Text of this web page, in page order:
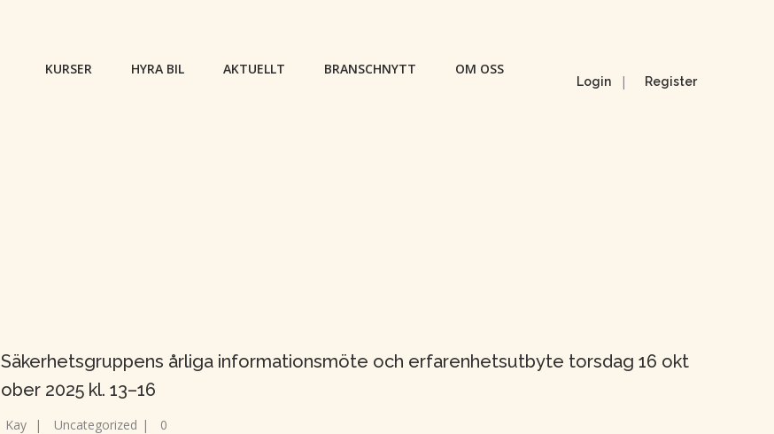
Login | Register
KURSER HYRA BIL AKTUELLT BRANSCHNYTT OM OSS
Säkerhetsgruppens årliga informationsmöte och erfarenhetsutbyte torsdag 16 okt
ober 2025 kl. 13–16
Kay | Uncategorized | 0